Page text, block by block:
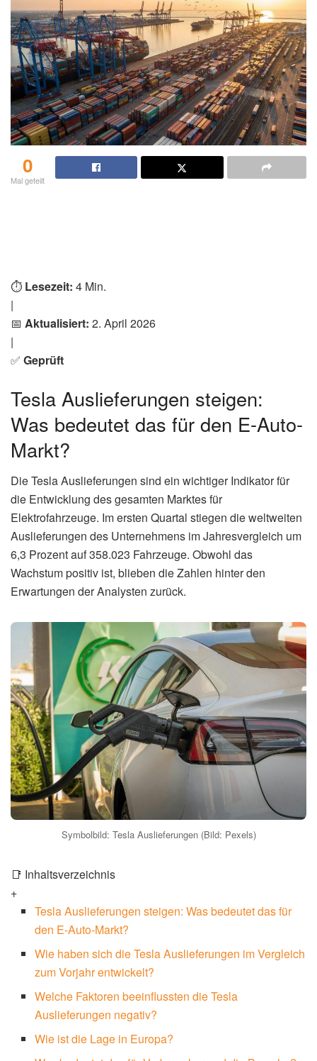
0
Mal geteilt
⏱️ Lesezeit: 4 Min.
|
📅 Aktualisiert: 2. April 2026
|
✅ Geprüft
Tesla Auslieferungen steigen:
Was bedeutet das für den E-Auto-
Markt?
Die Tesla Auslieferungen sind ein wichtiger Indikator für
die Entwicklung des gesamten Marktes für
Elektrofahrzeuge. Im ersten Quartal stiegen die weltweiten
Auslieferungen des Unternehmens im Jahresvergleich um
6,3 Prozent auf 358.023 Fahrzeuge. Obwohl das
Wachstum positiv ist, blieben die Zahlen hinter den
Erwartungen der Analysten zurück.
Symbolbild: Tesla Auslieferungen (Bild: Pexels)
📑 Inhaltsverzeichnis
+
Tesla Auslieferungen steigen: Was bedeutet das für
den E-Auto-Markt?
Wie haben sich die Tesla Auslieferungen im Vergleich
zum Vorjahr entwickelt?
Welche Faktoren beeinflussten die Tesla
Auslieferungen negativ?
Wie ist die Lage in Europa?